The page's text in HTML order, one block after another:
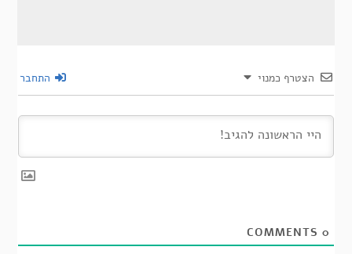
הצטרף כמנוי התחבר
0